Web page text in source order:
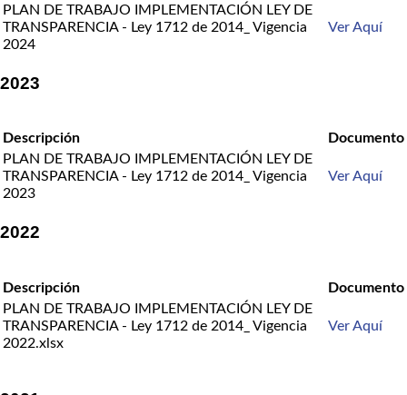
PLAN DE TRABAJO IMPLEMENTACIÓN LEY DE
TRANSPARENCIA - Ley 1712 de 2014_ Vigencia
2024
Ver Aquí
2023
Descripción
Documento
PLAN DE TRABAJO IMPLEMENTACIÓN LEY DE
TRANSPARENCIA - Ley 1712 de 2014_ Vigencia
2023
Ver Aquí
2022
Descripción
Documento
PLAN DE TRABAJO IMPLEMENTACIÓN LEY DE
TRANSPARENCIA - Ley 1712 de 2014_ Vigencia
2022.xlsx
Ver Aquí